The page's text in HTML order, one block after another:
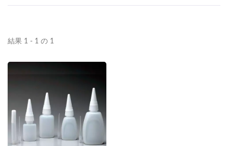
結果 1 - 1 の 1